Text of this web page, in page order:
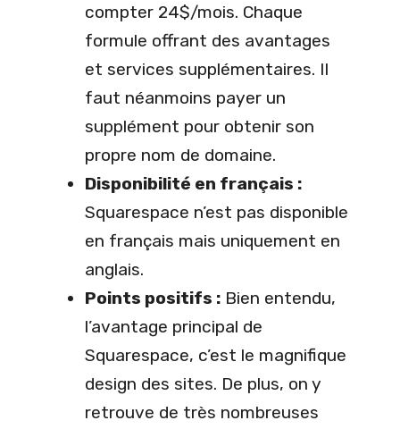
compter 24$/mois. Chaque
formule offrant des avantages
et services supplémentaires. Il
faut néanmoins payer un
supplément pour obtenir son
propre nom de domaine.
Disponibilité en français :
Squarespace n’est pas disponible
en français mais uniquement en
anglais.
Points positifs : Bien entendu,
l’avantage principal de
Squarespace, c’est le magnifique
design des sites. De plus, on y
retrouve de très nombreuses